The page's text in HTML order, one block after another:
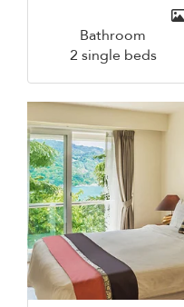
Bathroom
2 single beds